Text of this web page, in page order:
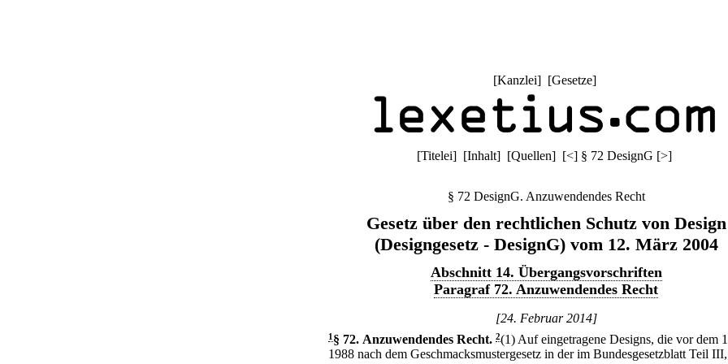
[Kanzlei] [Gesetze]
[Titelei] [Inhalt] [Quellen] [<] § 72 DesignG [>]
§ 72 DesignG. Anzuwendendes Recht
Gesetz über den rechtlichen Schutz von Design
(Designgesetz - DesignG) vom 12. März 2004
Abschnitt 14. Übergangsvorschriften
Paragraf 72. Anzuwendendes Recht
[24. Februar 2014]
1 § 72. Anzuwendendes Recht. 2(1) Auf eingetragene Designs, die vor dem
1988 nach dem Geschmacksmustergesetz in der im Bundesgesetzblatt Teil III,